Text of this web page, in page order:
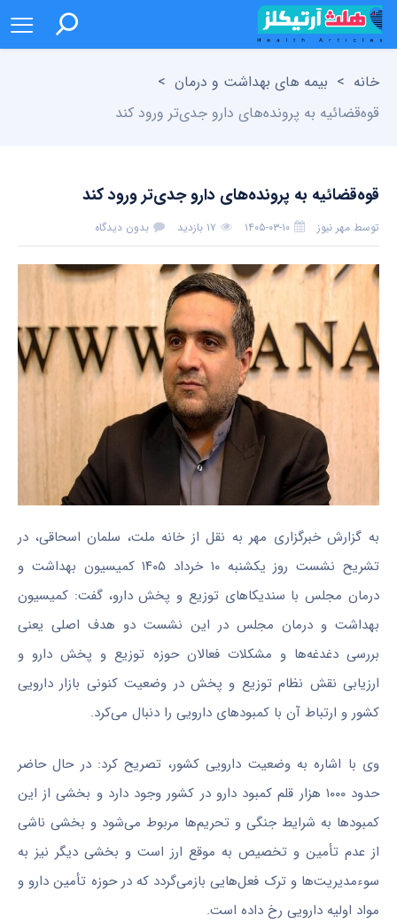
خانه > بیمه های بهداشت و درمان >
قوه‌قضائیه به پرونده‌های دارو جدی‌تر ورود کند
قوه‌قضائیه به پرونده‌های دارو جدی‌تر ورود کند
توسط مهر نیوز ۱۴۰۵-۰۳-۱۰ ۱۷ بازدید بدون دیدگاه
به گزارش خبرگزاری مهر به نقل از خانه ملت، سلمان اسحاقی، در
تشریح نشست روز یکشنبه ۱۰ خرداد ۱۴۰۵ کمیسیون بهداشت و
درمان مجلس با سندیکاهای توزیع و پخش دارو، گفت: کمیسیون
بهداشت و درمان مجلس در این نشست دو هدف اصلی یعنی
بررسی دغدغه‌ها و مشکلات فعالان حوزه توزیع و پخش دارو و
ارزیابی نقش نظام توزیع و پخش در وضعیت کنونی بازار دارویی
کشور و ارتباط آن با کمبودهای دارویی را دنبال می‌کرد.
وی با اشاره به وضعیت دارویی کشور، تصریح کرد: در حال حاضر
حدود ۱۰۰۰ هزار قلم کمبود دارو در کشور وجود دارد و بخشی از این
کمبودها به شرایط جنگی و تحریم‌ها مربوط می‌شود و بخشی ناشی
از عدم تأمین و تخصیص به‌ موقع ارز است و بخشی دیگر نیز به
سوءمدیریت‌ها و ترک فعل‌هایی بازمی‌گردد که در حوزه تأمین دارو و
مواد اولیه دارویی رخ داده است.